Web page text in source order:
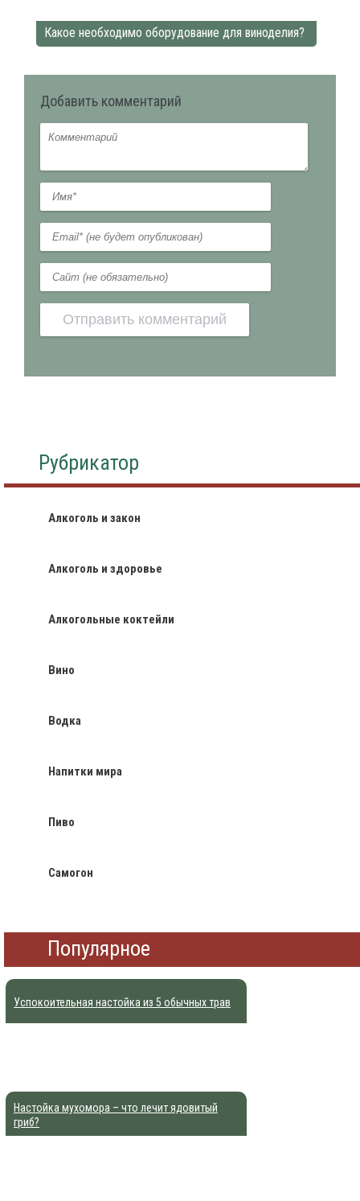
Какое необходимо оборудование для виноделия?
Добавить комментарий
Рубрикатор
Алкоголь и закон
Алкоголь и здоровье
Алкогольные коктейли
Вино
Водка
Напитки мира
Пиво
Самогон
Популярное
Успокоительная настойка из 5 обычных трав
Настойка мухомора – что лечит ядовитый
гриб?